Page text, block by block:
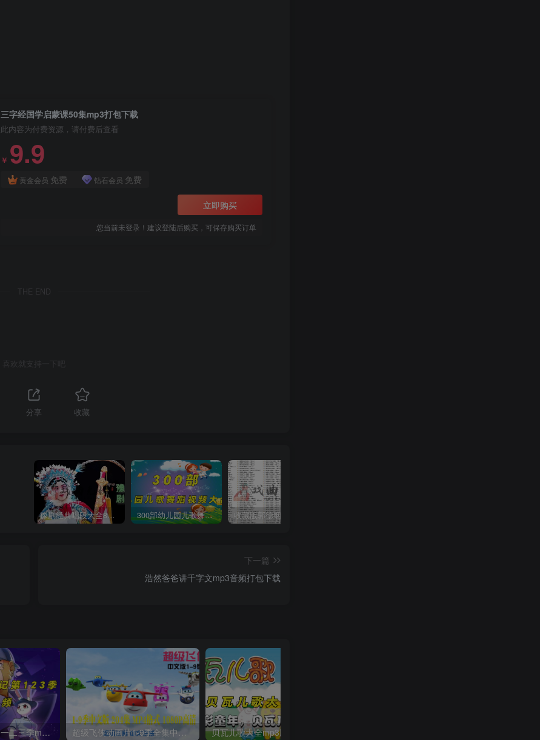
三字经国学启蒙课50集mp3打包下载
此内容为付费资源，请付费后查看
￥ 9.9
黄金会员 免费 钻石会员 免费
立即购买
您当前未登录！建议登陆后购买，可保存购买订单
THE END
喜欢就支持一下吧
分享 收藏
豫剧经典唱段大全850首mp3打包戏曲下载 300部幼儿园儿歌舞蹈视频大合集
下一篇
浩然爸爸讲千字文mp3音频打包下载
猴子警长探案记第一二三季mp3打包下载 超级飞侠动画片1-9季全集中文版视频下载